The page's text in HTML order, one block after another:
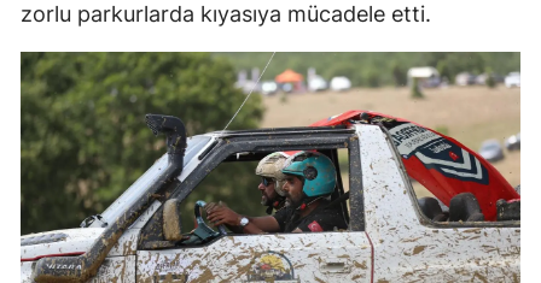
zorlu parkurlarda kıyasıya mücadele etti.